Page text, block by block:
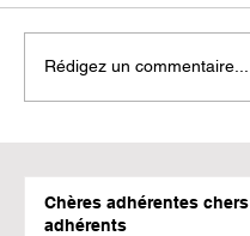
Rédigez un commentaire...
Chères adhérentes chers
adhérents